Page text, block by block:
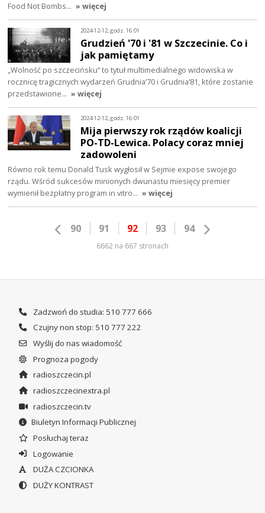
Food Not Bombs… » więcej
2024-12-12, godz. 16:01
Grudzień '70 i '81 w Szczecinie. Co i
jak pamiętamy
„Wolność po szczecińsku” to tytuł multimedialnego widowiska w
rocznicę tragicznych wydarzeń Grudnia’70 i Grudnia’81, które zostanie
przedstawione… » więcej
2024-12-12, godz. 16:01
Mija pierwszy rok rządów koalicji
PO-TD-Lewica. Polacy coraz mniej
zadowoleni
Równo rok temu Donald Tusk wygłosił w Sejmie expose swojego
rządu. Wśród sukcesów minionych dwunastu miesięcy premier
wymienił bezpłatny program in vitro… » więcej
90 91 92 93 94
6662 na 667 stronach
Zadzwoń do studia: 510 777 666
Czujny non stop: 510 777 222
Wyślij do nas wiadomość
Prognoza pogody
radioszczecin.pl
radioszczecinextra.pl
radioszczecin.tv
Biuletyn Informacji Publicznej
Posłuchaj teraz
Logowanie
DUŻA CZCIONKA
DUŻY KONTRAST